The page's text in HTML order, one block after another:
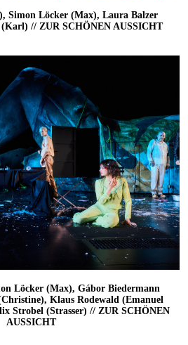
Simon Löcker (Max), Laura Balzer
// ZUR SCHÖNEN AUSSICHT
Löcker (Max), Gábor Biedermann
Klaus Rodewald (Emanuel
Strobel (Strasser) // ZUR SCHÖNEN
AUSSICHT